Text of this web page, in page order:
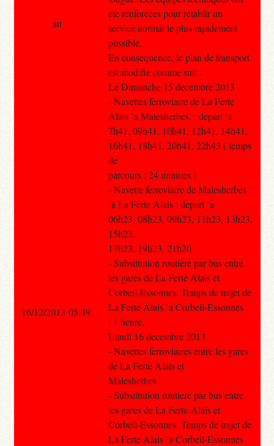
ete renforcees pour retablir un
service normal le plus rapidement
possible.
En consequence, le plan de transport
est modifie comme suit :
Le Dimanche 15 decembre 2013
- Navettes ferroviaire de La Ferte
Alais `a Malesherbes. : depart `a
7h41, 09h41, 10h41, 12h41, 14h41,
16h41, 18h41, 20h41, 22h43 ( temps
de
parcours : 24 minutes )
- Navette ferroviaire de Malesherbes
`a La Ferte Alais : depart `a
06h23, 08h23, 09h23, 11h23, 13h23,
15h23,
17h23, 19h23, 21h20 .
- Substitution routiere par bus entre
les gares de La Ferte Alais et
Corbeil-Essonnes. Temps de trajet de
La Ferte Alais `a Corbeil-Essonnes
: 1 heure.
Lundi 16 decembre 2013
- Navettes ferroviaires entre les gares
de La Ferte Alais et
Malesherbes .
- Substitution routiere par bus entre
les gares de La Ferte-Alais et
Corbeil-Essonnes. Temps de trajet de
La Ferte Alais `a Corbeil-Essonnes
au
16/12/2013 05:49